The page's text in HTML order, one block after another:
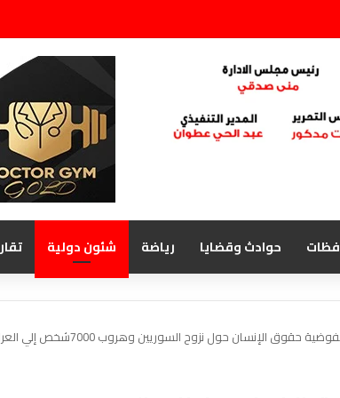
حوادث وقضايا رياضة شئون دولية
حقوق الإنسان حول نزوح السوريين وهروب 7000شخص إلي العراق